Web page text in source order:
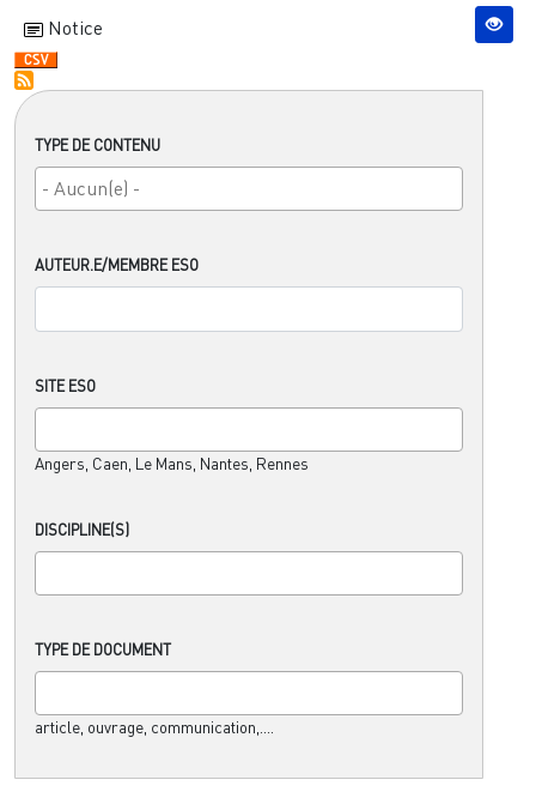
TYPE DE CONTENU
AUTEUR.E/MEMBRE ESO
SITE ESO
Angers, Caen, Le Mans, Nantes, Rennes
DISCIPLINE(S)
TYPE DE DOCUMENT
article, ouvrage, communication,....
Notice